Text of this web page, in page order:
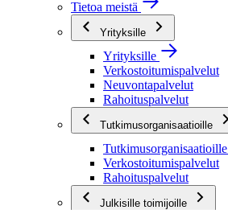
Tietoa meistä
Yrityksille
Yrityksille
Verkostoitumispalvelut
Neuvontapalvelut
Rahoituspalvelut
Tutkimusorganisaatioille
Tutkimusorganisaatioille
Verkostoitumispalvelut
Rahoituspalvelut
Julkisille toimijoille